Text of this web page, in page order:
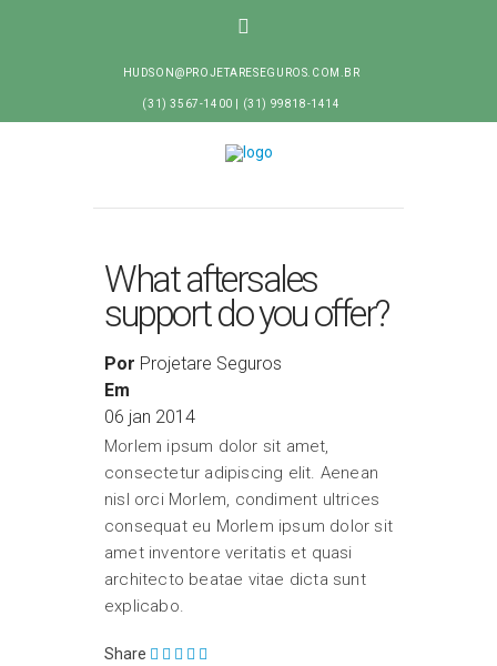
HUDSON@PROJETARESEGUROS.COM.BR
(31) 3567-1400 | (31) 99818-1414
What aftersales
support do you offer?
Por Projetare Seguros
Em
06 jan 2014
Morlem ipsum dolor sit amet,
consectetur adipiscing elit. Aenean
nisl orci Morlem, condiment ultrices
consequat eu Morlem ipsum dolor sit
amet inventore veritatis et quasi
architecto beatae vitae dicta sunt
explicabo.
Share